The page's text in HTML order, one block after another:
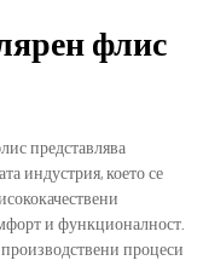
флис
представлява
индустрия, което се
и функционалност.
процеси